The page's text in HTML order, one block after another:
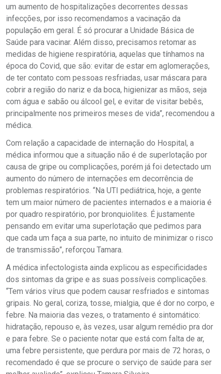
um aumento de hospitalizações decorrentes dessas
infecções, por isso recomendamos a vacinação da
população em geral. É só procurar a Unidade Básica de
Saúde para vacinar. Além disso, precisamos retomar as
medidas de higiene respiratória, aquelas que tínhamos na
época do Covid, que são: evitar de estar em aglomerações,
de ter contato com pessoas resfriadas, usar máscara para
cobrir a região do nariz e da boca, higienizar as mãos, seja
com água e sabão ou álcool gel, e evitar de visitar bebês,
principalmente nos primeiros meses de vida”, recomendou a
médica.
Com relação a capacidade de internação do Hospital, a
médica informou que a situação não é de superlotação por
causa de gripe ou complicações, porém já foi detectado um
aumento do número de internações em decorrência de
problemas respiratórios. “Na UTI pediátrica, hoje, a gente
tem um maior número de pacientes internados e a maioria é
por quadro respiratório, por bronquiolites. É justamente
pensando em evitar uma superlotação que pedimos para
que cada um faça a sua parte, no intuito de minimizar o risco
de transmissão”, reforçou Tamara.
A médica infectologista ainda explicou as especificidades
dos sintomas da gripe e as suas possíveis complicações.
“Tem vários vírus que podem causar resfriados e sintomas
gripais. No geral, coriza, tosse, mialgia, que é dor no corpo, e
febre. Na maioria das vezes, o tratamento é sintomático:
hidratação, repouso e, às vezes, usar algum remédio pra dor
e para febre. Se o paciente notar que está com falta de ar,
uma febre persistente, que perdura por mais de 72 horas, o
recomendado é que se procure o serviço de saúde para ser